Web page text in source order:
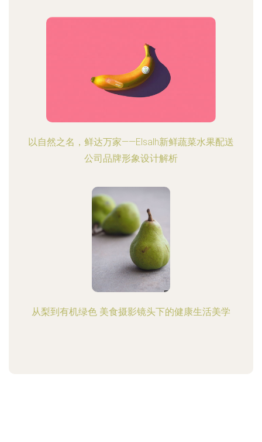
以自然之名，鲜达万家——Elsalh新鲜蔬菜水果配送
公司品牌形象设计解析
从梨到有机绿色 美食摄影镜头下的健康生活美学